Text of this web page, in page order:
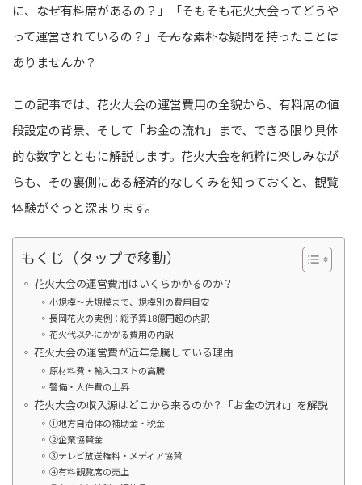
に、なぜ有料席があるの？」「そもそも花火大会ってどうや
って運営されているの？」――そんな素朴な疑問を持ったことは
ありませんか？
この記事では、花火大会の運営費用の全貌から、有料席の値
段設定の背景、そして「お金の流れ」まで、できる限り具体
的な数字とともに解説します。花火大会を純粋に楽しみなが
らも、その裏側にある経済的なしくみを知っておくと、観覧
体験がぐっと深まります。
もくじ（タップで移動）
花火大会の運営費用はいくらかかるのか？
小規模〜大規模まで、規模別の費用目安
長岡花火の実例：総予算18億円超の内訳
花火代以外にかかる費用の内訳
花火大会の運営費が近年急騰している理由
原材料費・輸入コストの高騰
警備・人件費の上昇
花火大会の収入源はどこから来るのか？「お金の流れ」を解説
①地方自治体の補助金・税金
②企業協賛金
③テレビ放送権料・メディア協賛
④有料観覧席の売上